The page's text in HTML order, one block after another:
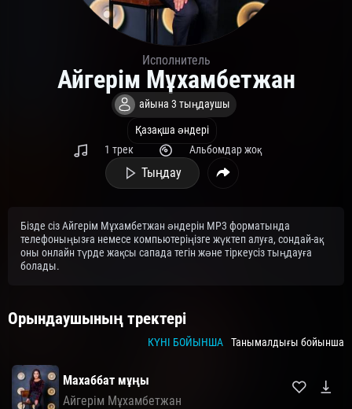
Исполнитель
Айгерім Мұхамбетжан
айына 3 тыңдаушы
Қазақша әндері
1 трек
Альбомдар жоқ
Тыңдау
Бізде сіз Айгерім Мұхамбетжан әндерін MP3 форматында
телефоныңызға немесе компьютеріңізге жүктеп алуға, сондай-ақ
оны онлайн түрде жақсы сапада тегін және тіркеусіз тыңдауға
болады.
Орындаушының тректері
КҮНІ БОЙЫНША Танымалдығы бойынша
Махаббат мұңы
Айгерім Мұхамбетжан